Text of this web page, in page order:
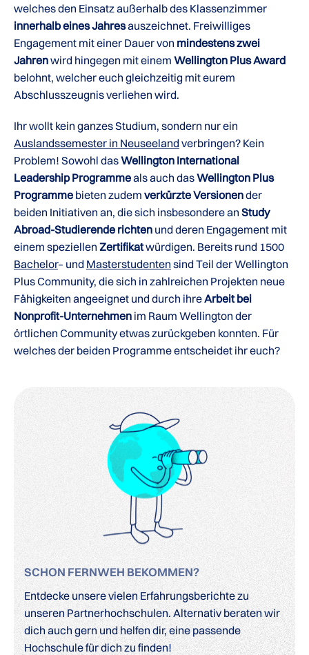
welches den Einsatz außerhalb des Klassenzimmer
innerhalb eines Jahresauszeichnet. Freiwilliges
Engagement mit einer Dauer von mindestens zwei
Jahrenwird hingegen mit einem Wellington Plus Award
belohnt, welcher euch gleichzeitig mit eurem
Abschlusszeugnis verliehen wird.
Ihr wollt kein ganzes Studium, sondern nur ein
Auslandssemester in Neuseeland verbringen? Kein
Problem! Sowohl dasWellington International
Leadership Programmeals auch dasWellington Plus
Programme bieten zudem verkürzte Versionender
beiden Initiativen an, die sich insbesondere an Study
Abroad-Studierende richten und deren Engagement mit
einem speziellen Zertifikatwürdigen. Bereits rund 1500
Bachelor– und Masterstudenten sind Teil der Wellington
Plus Community, die sich in zahlreichen Projekten neue
Fähigkeiten angeeignet und durch ihreArbeit bei
Nonprofit-Unternehmen im Raum Wellington der
örtlichen Community etwas zurückgeben konnten. Für
welches der beiden Programme entscheidet ihr euch?
SCHON FERNWEH BEKOMMEN?
Entdecke unsere vielen Erfahrungsberichte zu
unseren Partnerhochschulen. Alternativ beraten wir
dich auch gern und helfen dir, eine passende
Hochschule für dich zu finden!